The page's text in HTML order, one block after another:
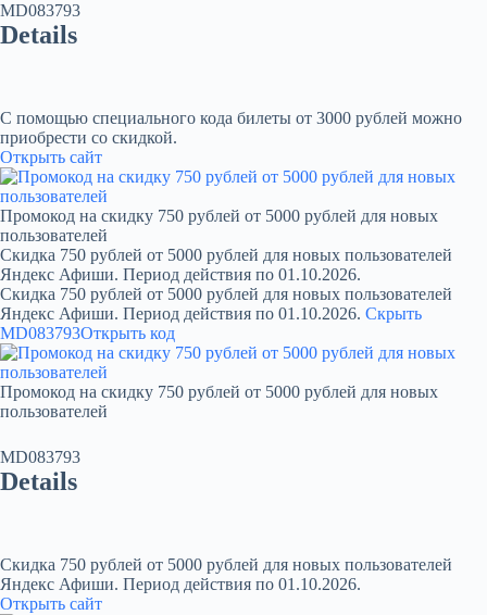
MD083793
Details
С помощью специального кода билеты от 3000 рублей можно
приобрести со скидкой.
Открыть сайт
Промокод на скидку 750 рублей от 5000 рублей для новых
пользователей
Скидка 750 рублей от 5000 рублей для новых пользователей
Яндекс Афиши. Период действия по 01.10.2026.
Скидка 750 рублей от 5000 рублей для новых пользователей
Яндекс Афиши. Период действия по 01.10.2026. Скрыть
MD083793Открыть код
Промокод на скидку 750 рублей от 5000 рублей для новых
пользователей
MD083793
Details
Скидка 750 рублей от 5000 рублей для новых пользователей
Яндекс Афиши. Период действия по 01.10.2026.
Открыть сайт